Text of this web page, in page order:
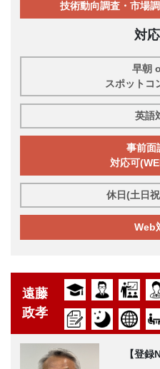
技術動向調査・市場
対
早朝
スポットコ
英語
事前面
対応可
休日(土日
Web
遠藤
政孝
【登録